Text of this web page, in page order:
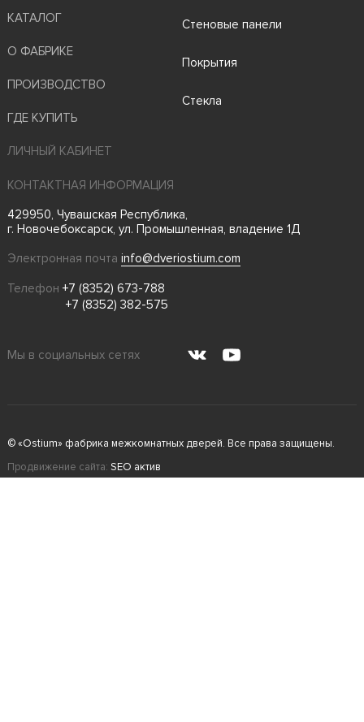
КАТАЛОГ
О ФАБРИКЕ
ПРОИЗВОДСТВО
ГДЕ КУПИТЬ
Стеновые панели
Покрытия
Стекла
ЛИЧНЫЙ КАБИНЕТ
КОНТАКТНАЯ ИНФОРМАЦИЯ
429950, Чувашская Республика,
г. Новочебоксарск, ул. Промышленная, владение 1Д
Электронная почта info@dveriostium.com
Телефон +7 (8352) 673-788
+7 (8352) 382-575
Мы в социальных сетях
© «Ostium» фабрика межкомнатных дверей. Все права защищены.
Продвижение сайта: SEO актив